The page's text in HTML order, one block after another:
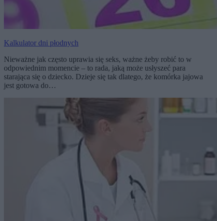
Kalkulator dni płodnych
Nieważne jak często uprawia się seks, ważne żeby robić to w
odpowiednim momencie – to rada, jaką może usłyszeć para
starająca się o dziecko. Dzieje się tak dlatego, że komórka jajowa
jest gotowa do…